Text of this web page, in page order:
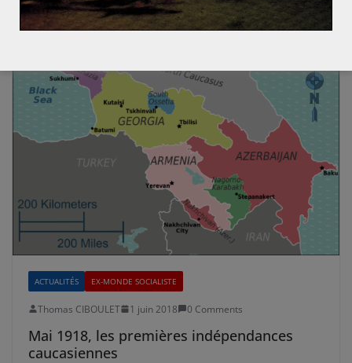
ACTUALITÉS EX-MONDE SOCIALISTE
Thomas CIBOULET 1 juin 2018 0 Comments
Mai 1918, les premières indépendances
caucasiennes